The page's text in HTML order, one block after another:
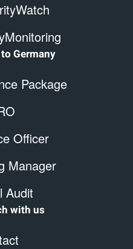
Germany
Package
Officer
Manager
Audit
with us